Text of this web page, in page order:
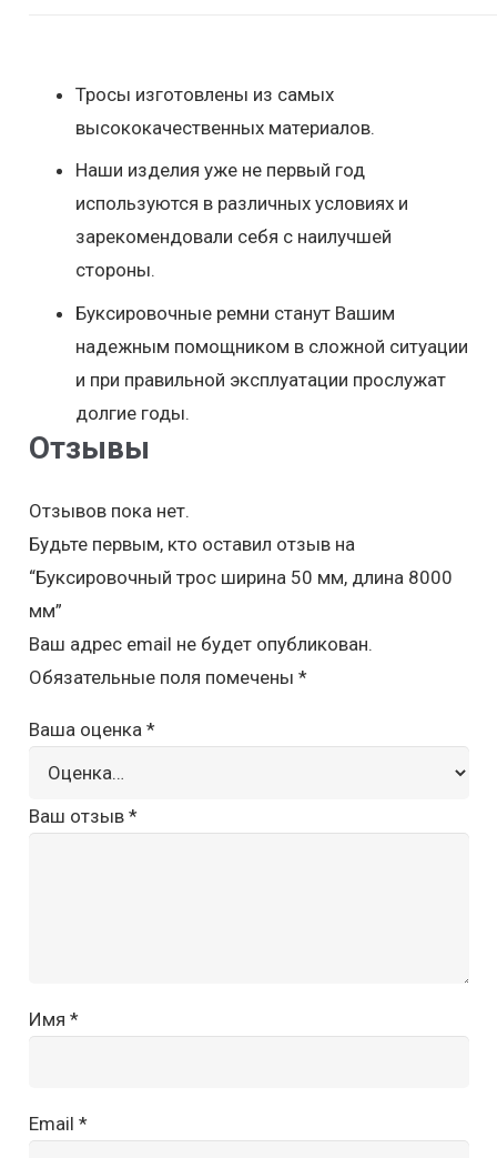
Тросы изготовлены из самых
высококачественных материалов.
Наши изделия уже не первый год
используются в различных условиях и
зарекомендовали себя с наилучшей
стороны.
Буксировочные ремни станут Вашим
надежным помощником в сложной ситуации
и при правильной эксплуатации прослужат
долгие годы.
Отзывы
Отзывов пока нет.
Будьте первым, кто оставил отзыв на
“Буксировочный трос ширина 50 мм, длина 8000
мм”
Ваш адрес email не будет опубликован.
Обязательные поля помечены *
Ваша оценка *
Ваш отзыв *
Имя *
Email *